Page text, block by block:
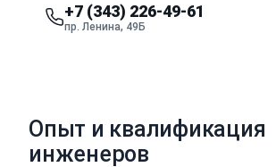
+7 (343) 226-49-61
пр. Ленина, 49Б
Опыт и квалификация
инженеров